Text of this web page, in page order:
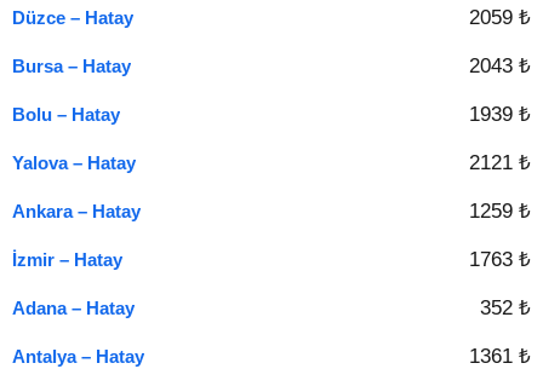
Düzce – Hatay 2059 ₺
Bursa – Hatay 2043 ₺
Bolu – Hatay 1939 ₺
Yalova – Hatay 2121 ₺
Ankara – Hatay 1259 ₺
İzmir – Hatay 1763 ₺
Adana – Hatay 352 ₺
Antalya – Hatay 1361 ₺